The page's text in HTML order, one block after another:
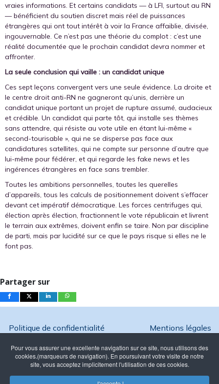
Pour vous assurer une excellente navigation sur ce site, nous utilisons des
cookies.(marqueurs de navigation). En poursuivant votre visite de notre
site, vous acceptez implicitement l'utilisation de ces cookies.
vraies informations. Et certains candidats — à LFI, surtout au RN
— bénéficient du soutien discret mais réel de puissances
étrangères qui ont tout intérêt à voir la France affaiblie, divisée,
ingouvernable. Ce n’est pas une théorie du complot : c’est une
réalité documentée que le prochain candidat devra nommer et
affronter.
La seule conclusion qui vaille : un candidat unique
Ces sept leçons convergent vers une seule évidence. La droite et
le centre droit anti-RN ne gagneront qu’unis, derrière un
candidat unique portant un projet de rupture assumé, audacieux
et crédible. Un candidat qui parte tôt, qui installe ses thèmes
sans attendre, qui résiste au vote utile en étant lui-même «
second-tourisable », qui ne se disperse pas face aux
candidatures satellites, qui ne compte sur personne d’autre que
lui-même pour fédérer, et qui regarde les fake news et les
ingérences étrangères en face sans trembler.
Toutes les ambitions personnelles, toutes les querelles
d’appareils, tous les calculs de positionnement doivent s’effacer
devant cet impératif démocratique. Les forces centrifuges qui,
élection après élection, fractionnent le vote républicain et livrent
le terrain aux extrêmes, doivent enfin se taire. Non par discipline
de parti, mais par lucidité sur ce que le pays risque si elles ne le
font pas.
Partager sur
Politique de confidentialité Mentions légales
Copyright @ 2026 Ambition France - Reproduction interdite